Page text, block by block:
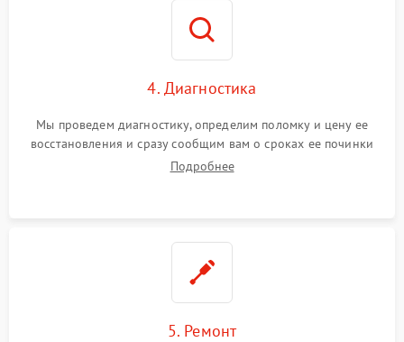
4. Диагностика
Мы проведем диагностику, определим поломку и цену ее
восстановления и сразу сообщим вам о сроках ее починки
Подробнее
5. Ремонт